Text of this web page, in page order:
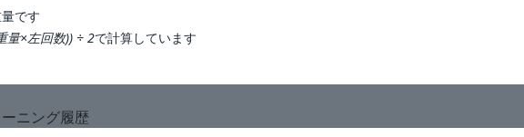
です
量×左回数)) ÷ 2で計算しています
ーニング履歴